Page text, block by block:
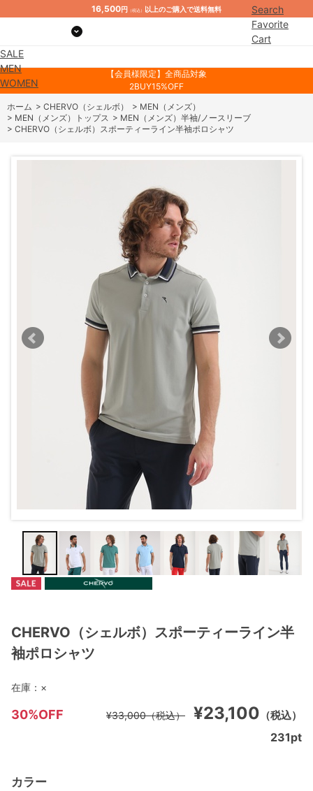
16,500円 （税込） 以上のご購入で送料無料
Search
Favorite
Cart
SALE
MEN
WOMEN
【会員様限定】全商品対象
2BUY15%OFF
ホーム > CHERVO（シェルボ） > MEN（メンズ）
> MEN（メンズ）トップス > MEN（メンズ）半袖/ノースリーブ
> CHERVO（シェルボ）スポーティーライン半袖ポロシャツ
CHERVO（シェルボ）スポーティーライン半
袖ポロシャツ
30%OFF ¥23,100 （税込）
¥33,000（税込）
カラー
在庫： ×
231pt